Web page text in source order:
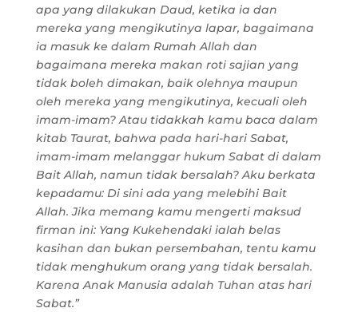
apa yang dilakukan Daud, ketika ia dan
mereka yang mengikutinya lapar, bagaimana
ia masuk ke dalam Rumah Allah dan
bagaimana mereka makan roti sajian yang
tidak boleh dimakan, baik olehnya maupun
oleh mereka yang mengikutinya, kecuali oleh
imam-imam? Atau tidakkah kamu baca dalam
kitab Taurat, bahwa pada hari-hari Sabat,
imam-imam melanggar hukum Sabat di dalam
Bait Allah, namun tidak bersalah? Aku berkata
kepadamu: Di sini ada yang melebihi Bait
Allah. Jika memang kamu mengerti maksud
firman ini: Yang Kukehendaki ialah belas
kasihan dan bukan persembahan, tentu kamu
tidak menghukum orang yang tidak bersalah.
Karena Anak Manusia adalah Tuhan atas hari
Sabat.”